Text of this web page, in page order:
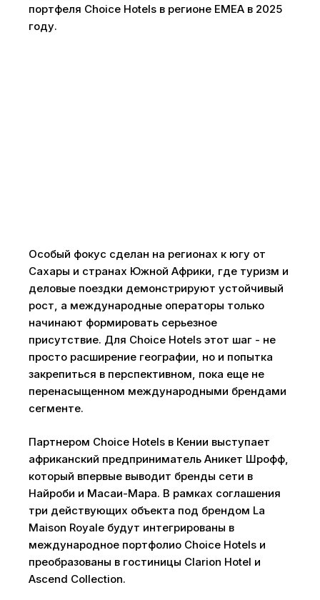
портфеля Choice Hotels в регионе EMEA в 2025
году.
Особый фокус сделан на регионах к югу от
Сахары и странах Южной Африки, где туризм и
деловые поездки демонстрируют устойчивый
рост, а международные операторы только
начинают формировать серьезное
присутствие. Для Choice Hotels этот шаг - не
просто расширение географии, но и попытка
закрепиться в перспективном, пока еще не
перенасыщенном международными брендами
сегменте.
Партнером Choice Hotels в Кении выступает
африканский предприниматель Аникет Шрофф,
который впервые выводит бренды сети в
Найроби и Масаи-Мара. В рамках соглашения
три действующих объекта под брендом La
Maison Royale будут интегрированы в
международное портфолио Choice Hotels и
преобразованы в гостиницы Clarion Hotel и
Ascend Collection.